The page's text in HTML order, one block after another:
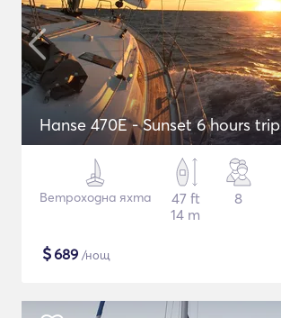
Hanse 470E - Sunset 6 hours trip
Ветроходна яхта
47 ft
14 m
8
$689 /нощ